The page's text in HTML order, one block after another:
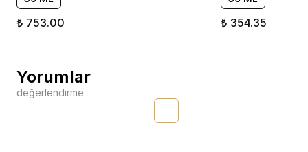
₺ 753.00 ₺ 354.35
Yorumlar
değerlendirme